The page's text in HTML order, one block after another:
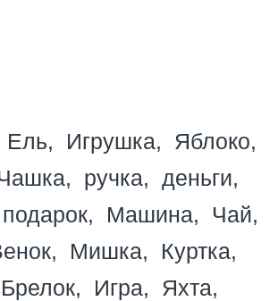
Ель Игрушка
Яблоко
ручка
деньги
подарок Машина
Чай
Мишка
Куртка
Брелок Игра
Яхта